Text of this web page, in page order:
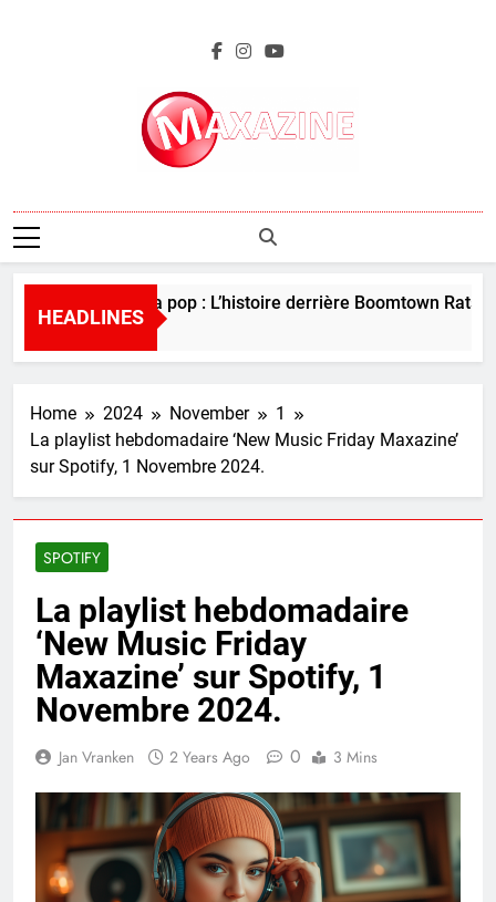
Maxazine.fr
HEADLINES
Perles de la pop : L’histoire derrière Boomtown Rats –
4 Days Ago
Home 2024 November
1
La playlist hebdomadaire ‘New Music Friday Maxazine’
sur Spotify, 1 Novembre 2024.
SPOTIFY
La playlist hebdomadaire
‘New Music Friday
Maxazine’ sur Spotify, 1
Novembre 2024.
Jan Vranken 2 Years Ago 0 3 Mins